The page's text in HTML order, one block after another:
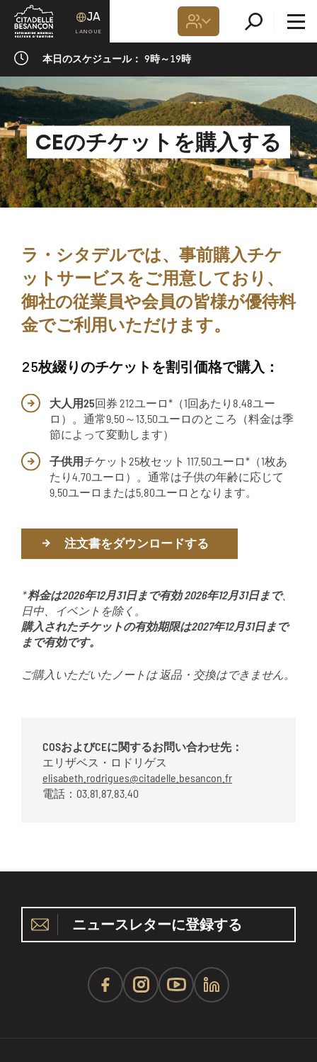
本日のスケジュール： 9時～19時
JA
CEのチケットを購入する
ラ・シタデルでは、事前購入チケ
ットサービスをご用意しており、
御社の従業員や会員の皆様が優待料
金でご利用いただけます。
25枚綴りのチケットを割引価格で購入：
大人用25回券 212ユーロ*（1回あたり8.48ユー
ロ）。通常9.50～13.50ユーロのところ（料金は季
節によって変動します）
子供用チケット25枚セット 117.50ユーロ*（1枚あ
たり4.70ユーロ）。通常は子供の年齢に応じて
9.50ユーロまたは5.80ユーロとなります。
注文書をダウンロードする
*料金は2026年12月31日まで有効2026年12月31日まで、
日中、イベントを除く。
購入されたチケットの有効期限は2027年12月31日まで
まで有効です。
ご購入いただいたノートは 返品・交換はできません
COSおよびCEに関するお問い合わせ先：
エリザベス・ロドリゲス
elisabeth.rodrigues@citadelle.besancon.fr
電話：03.81.87.83.40
ニュースレターに登録する